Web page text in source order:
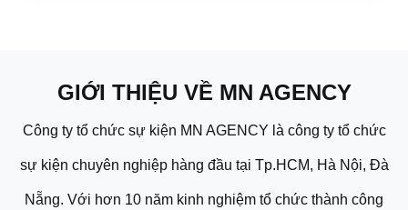
GIỚI THIỆU VỀ MN AGENCY
Công ty tổ chức sự kiện MN AGENCY là công ty tổ chức
sự kiện chuyên nghiệp hàng đầu tại Tp.HCM, Hà Nội, Đà
Nẵng. Với hơn 10 năm kinh nghiệm tổ chức thành công